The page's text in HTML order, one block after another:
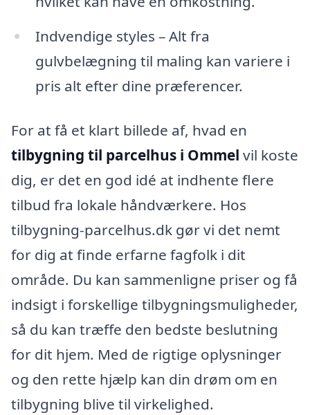
Indvendige styles – Alt fra
gulvbelægning til maling kan variere i
pris alt efter dine præferencer.
For at få et klart billede af, hvad en
tilbygning til parcelhus i Ommel vil koste
dig, er det en god idé at indhente flere
tilbud fra lokale håndværkere. Hos
tilbygning-parcelhus.dk gør vi det nemt
for dig at finde erfarne fagfolk i dit
område. Du kan sammenligne priser og få
indsigt i forskellige tilbygningsmuligheder,
så du kan træffe den bedste beslutning
for dit hjem. Med de rigtige oplysninger
og den rette hjælp kan din drøm om en
tilbygning blive til virkelighed.